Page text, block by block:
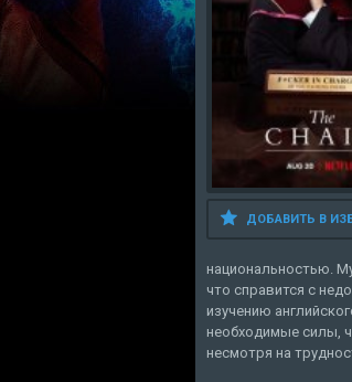
ДОБАВИТЬ В
национальностью.
что справится с
изучению
необходимые силы,
несмотря на